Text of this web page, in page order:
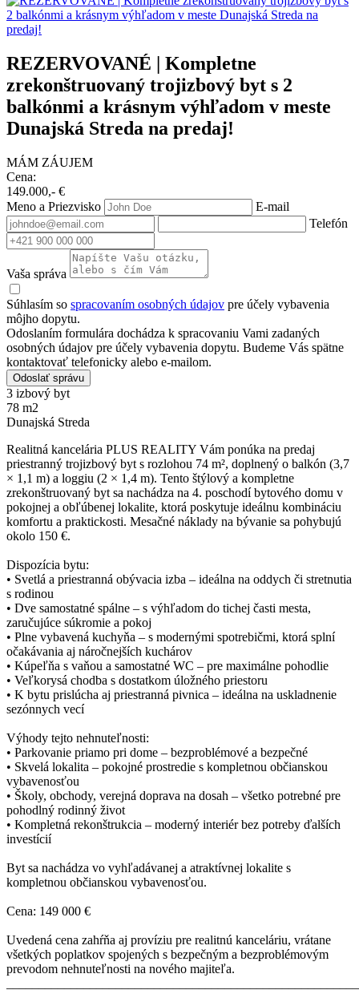
REZERVOVANÉ | Kompletne
zrekonštruovaný trojizbový byt s 2
balkónmi a krásnym výhľadom v meste
Dunajská Streda na predaj!
MÁM ZÁUJEM
Cena:
149.000,- €
Meno a Priezvisko
E-mail
Telefón
Vaša správa
Súhlasím so spracovaním osobných údajov pre účely vybavenia
môjho dopytu.
Odoslaním formulára dochádza k spracovaniu Vami zadaných
osobných údajov pre účely vybavenia dopytu. Budeme Vás spätne
kontaktovať telefonicky alebo e-mailom.
Odoslať správu
3 izbový byt
78 m2
Dunajská Streda
Realitná kancelária PLUS REALITY Vám ponúka na predaj
priestranný trojizbový byt s rozlohou 74 m², doplnený o balkón (3,7
× 1,1 m) a loggiu (2 × 1,4 m). Tento štýlový a kompletne
zrekonštruovaný byt sa nachádza na 4. poschodí bytového domu v
pokojnej a obľúbenej lokalite, ktorá poskytuje ideálnu kombináciu
komfortu a praktickosti. Mesačné náklady na bývanie sa pohybujú
okolo 150 €.
Dispozícia bytu:
• Svetlá a priestranná obývacia izba – ideálna na oddych či stretnutia
s rodinou
• Dve samostatné spálne – s výhľadom do tichej časti mesta,
zaručujúce súkromie a pokoj
• Plne vybavená kuchyňa – s modernými spotrebičmi, ktorá splní
očakávania aj náročnejších kuchárov
• Kúpeľňa s vaňou a samostatné WC – pre maximálne pohodlie
• Veľkorysá chodba s dostatkom úložného priestoru
• K bytu prislúcha aj priestranná pivnica – ideálna na uskladnenie
sezónnych vecí
Výhody tejto nehnuteľnosti:
• Parkovanie priamo pri dome – bezproblémové a bezpečné
• Skvelá lokalita – pokojné prostredie s kompletnou občianskou
vybavenosťou
• Školy, obchody, verejná doprava na dosah – všetko potrebné pre
pohodlný rodinný život
• Kompletná rekonštrukcia – moderný interiér bez potreby ďalších
investícií
Byt sa nachádza vo vyhľadávanej a atraktívnej lokalite s
kompletnou občianskou vybavenosťou.
Cena: 149 000 €
Uvedená cena zahŕňa aj províziu pre realitnú kanceláriu, vrátane
všetkých poplatkov spojených s bezpečným a bezproblémovým
prevodom nehnuteľnosti na nového majiteľa.